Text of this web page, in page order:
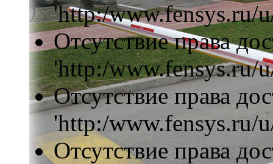
'http:/www.fensys.ru/
Отсутствие права
'http:/www.fensys.ru/
Отсутствие права
'http:/www.fensys.ru/
Отсутствие права